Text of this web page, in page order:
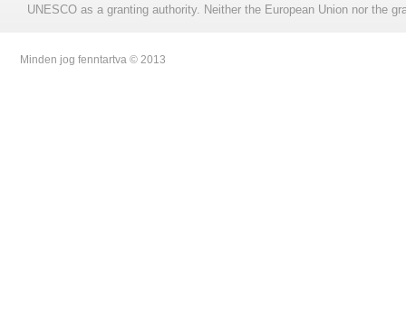
UNESCO as a granting authority. Neither the European Union nor the
Minden jog fenntartva © 2013